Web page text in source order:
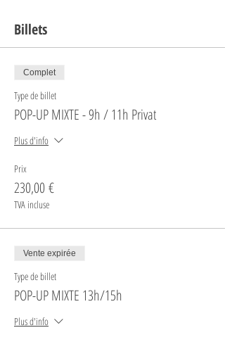
Billets
Complet
Type de billet
POP-UP MIXTE - 9h / 11h Privat
Plus d'info
Prix
230,00 €
TVA incluse
Vente expirée
Type de billet
POP-UP MIXTE 13h/15h
Plus d'info